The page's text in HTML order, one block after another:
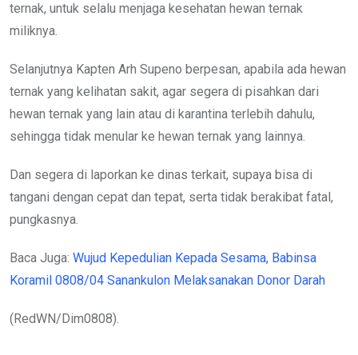
ternak, untuk selalu menjaga kesehatan hewan ternak
miliknya.
Selanjutnya Kapten Arh Supeno berpesan, apabila ada hewan
ternak yang kelihatan sakit, agar segera di pisahkan dari
hewan ternak yang lain atau di karantina terlebih dahulu,
sehingga tidak menular ke hewan ternak yang lainnya.
Dan segera di laporkan ke dinas terkait, supaya bisa di
tangani dengan cepat dan tepat, serta tidak berakibat fatal,
pungkasnya.
Baca Juga: Wujud Kepedulian Kepada Sesama, Babinsa
Koramil 0808/04 Sanankulon Melaksanakan Donor Darah
(RedWN/Dim0808).